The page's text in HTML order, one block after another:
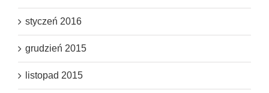
styczeń 2016
grudzień 2015
listopad 2015